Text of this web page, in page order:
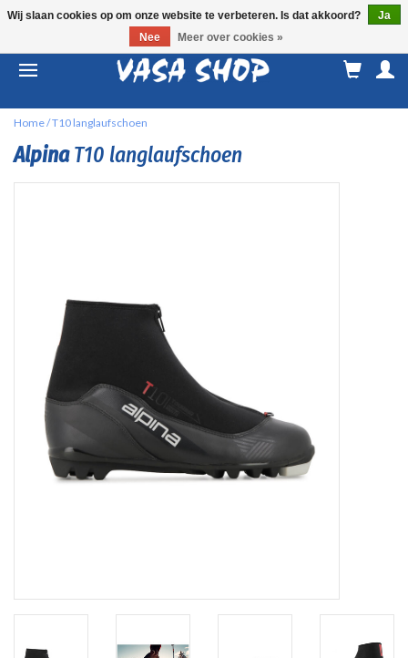
Home/T10 langlaufschoen
AlpinaT10 langlaufschoen
Wij slaan cookies op om onze website te verbeteren. Is dat akkoord?
Ja
Nee
Meer over cookies »